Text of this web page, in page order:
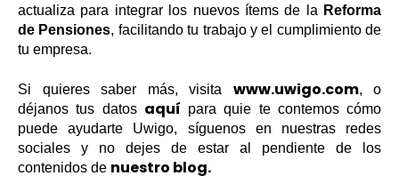
actualiza para integrar los nuevos ítems de la Reforma
de Pensiones, facilitando tu trabajo y el cumplimiento de
tu empresa.
Si quieres saber más, visita www.uwigo.com, o
déjanos tus datos aquí para quie te contemos cómo
puede ayudarte Uwigo, síguenos en nuestras redes
sociales y no dejes de estar al pendiente de los
contenidos de nuestro blog.